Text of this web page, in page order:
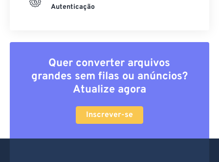
Autenticação
Quer converter arquivos
grandes sem filas ou anúncios?
Atualize agora
Inscrever-se